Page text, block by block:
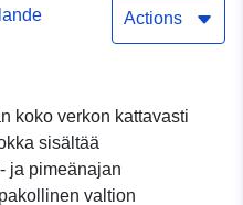
Actions
koko verkon kattavasti
sisältää
ja pimeänajan
valtion